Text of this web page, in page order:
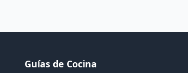
Guías de Cocina